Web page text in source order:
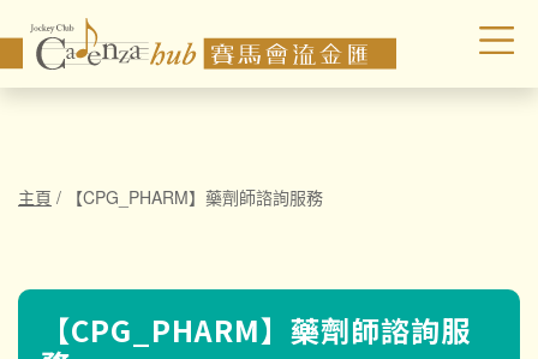
主頁 / 【CPG_PHARM】藥劑師諮詢服務
【CPG_PHARM】藥劑師諮詢服